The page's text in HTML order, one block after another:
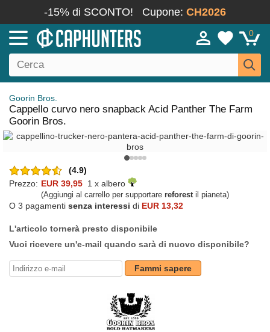
-15% di SCONTO! Cupone: CH2026
0
Goorin Bros.
Cappello curvo nero snapback Acid Panther The Farm
Goorin Bros.
(4.9)
Prezzo: EUR 39,95 1 x albero
(Aggiungi al carrello per supportare reforestil pianeta)
O 3 pagamenti senza interessi di EUR 13,32
L'articolo tornerà presto disponibile
Vuoi ricevere un'e-mail quando sarà di nuovo disponibile?
Fammi sapere